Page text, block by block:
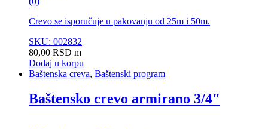
Crevo se isporučuje u pakovanju od 25m i 50m.
SKU: 002832
80,00 RSD m
Dodaj u korpu
Baštenska creva, Baštenski program
Baštensko crevo armirano 3/4″